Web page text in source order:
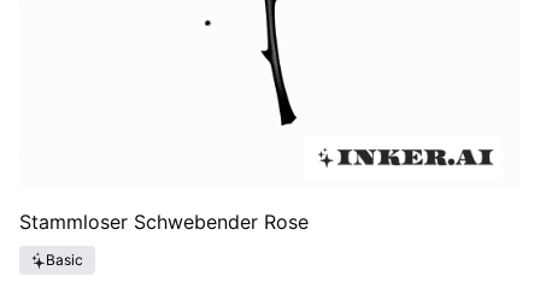
Stammloser Schwebender Rose
Basic